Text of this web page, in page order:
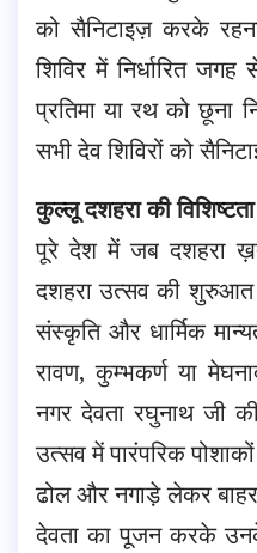
को सैनिटाइज़ करके
शिविर में निर्धारित
प्रतिमा या रथ को छूना
सभी देव शिविरों को
कुल्लू दशहरा की विशिष्टता
पूरे देश में जब दशहरा
दशहरा उत्सव की शुरुआत
संस्कृति और धार्मिक
रावण, कुम्भकर्ण या
नगर देवता रघुनाथ जी
उत्सव में पारंपरिक
ढोल और नगाड़े लेकर
देवता का पूजन करके